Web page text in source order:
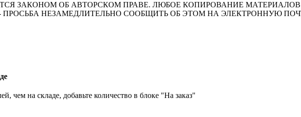
ЗАКОНОМ ОБ АВТОРСКОМ ПРАВЕ. ЛЮБОЕ КОПИРОВАНИЕ МАТЕРИАЛОВ
НЕЗАМЕДЛИТЕЛЬНО СООБЩИТЬ ОБ ЭТОМ НА ЭЛЕКТРОННУЮ ПОЧТУ
чем на складе, добавьте количество в блоке "На заказ"